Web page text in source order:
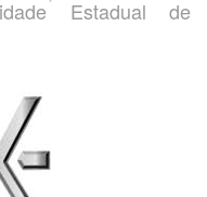
Estadual de